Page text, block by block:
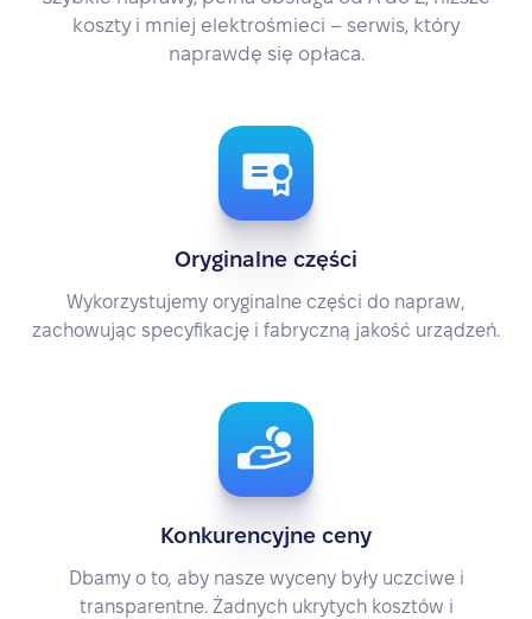
koszty i mniej elektrośmieci – serwis, który
naprawdę się opłaca.
Oryginalne części
Wykorzystujemy oryginalne części do napraw,
zachowując specyfikację i fabryczną jakość urządzeń.
Konkurencyjne ceny
Dbamy o to, aby nasze wyceny były uczciwe i
transparentne. Żadnych ukrytych kosztów i